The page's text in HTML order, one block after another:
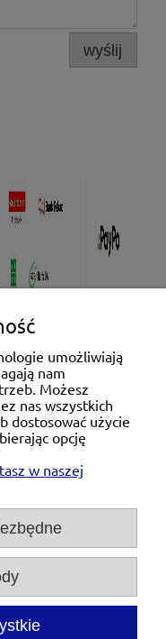
wyślij
ul. Krakowska
18:00 |
umożliwiają
nam
Możesz
nas wszystkich
dostosować użycie
opcję
w naszej